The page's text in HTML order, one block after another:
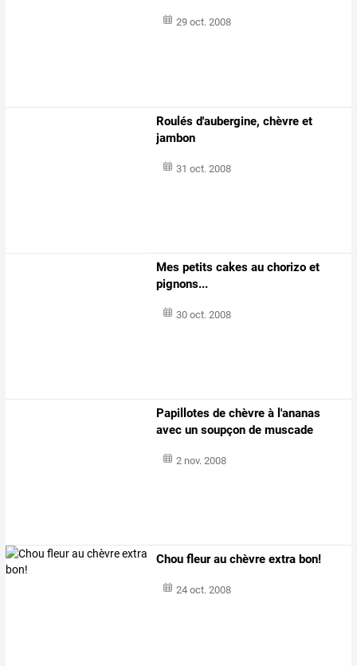
29 oct. 2008
Roulés d'aubergine, chèvre et
jambon
31 oct. 2008
Mes petits cakes au chorizo et
pignons...
30 oct. 2008
Papillotes de chèvre à l'ananas
avec un soupçon de muscade
2 nov. 2008
Chou fleur au chèvre extra bon!
24 oct. 2008